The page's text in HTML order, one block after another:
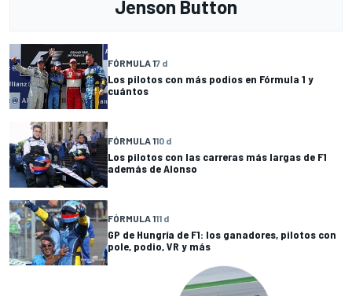
Jenson Button
FÓRMULA 17 d
Los pilotos con más podios en Fórmula 1 y
cuántos
FÓRMULA 110 d
Los pilotos con las carreras más largas de F1
además de Alonso
FÓRMULA 111 d
GP de Hungría de F1: los ganadores, pilotos con
pole, podio, VR y más